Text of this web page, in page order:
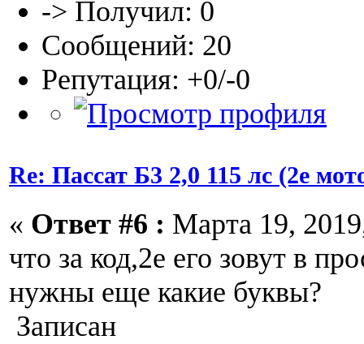
-> Получил: 0
Сообщений: 20
Репутация: +0/-0
Re: Пассат Б3 2,0 115 лс (2е
« Ответ #6 : Марта 19,
что за код,2е его зовут в
нужны еще какие буквы?
Записан